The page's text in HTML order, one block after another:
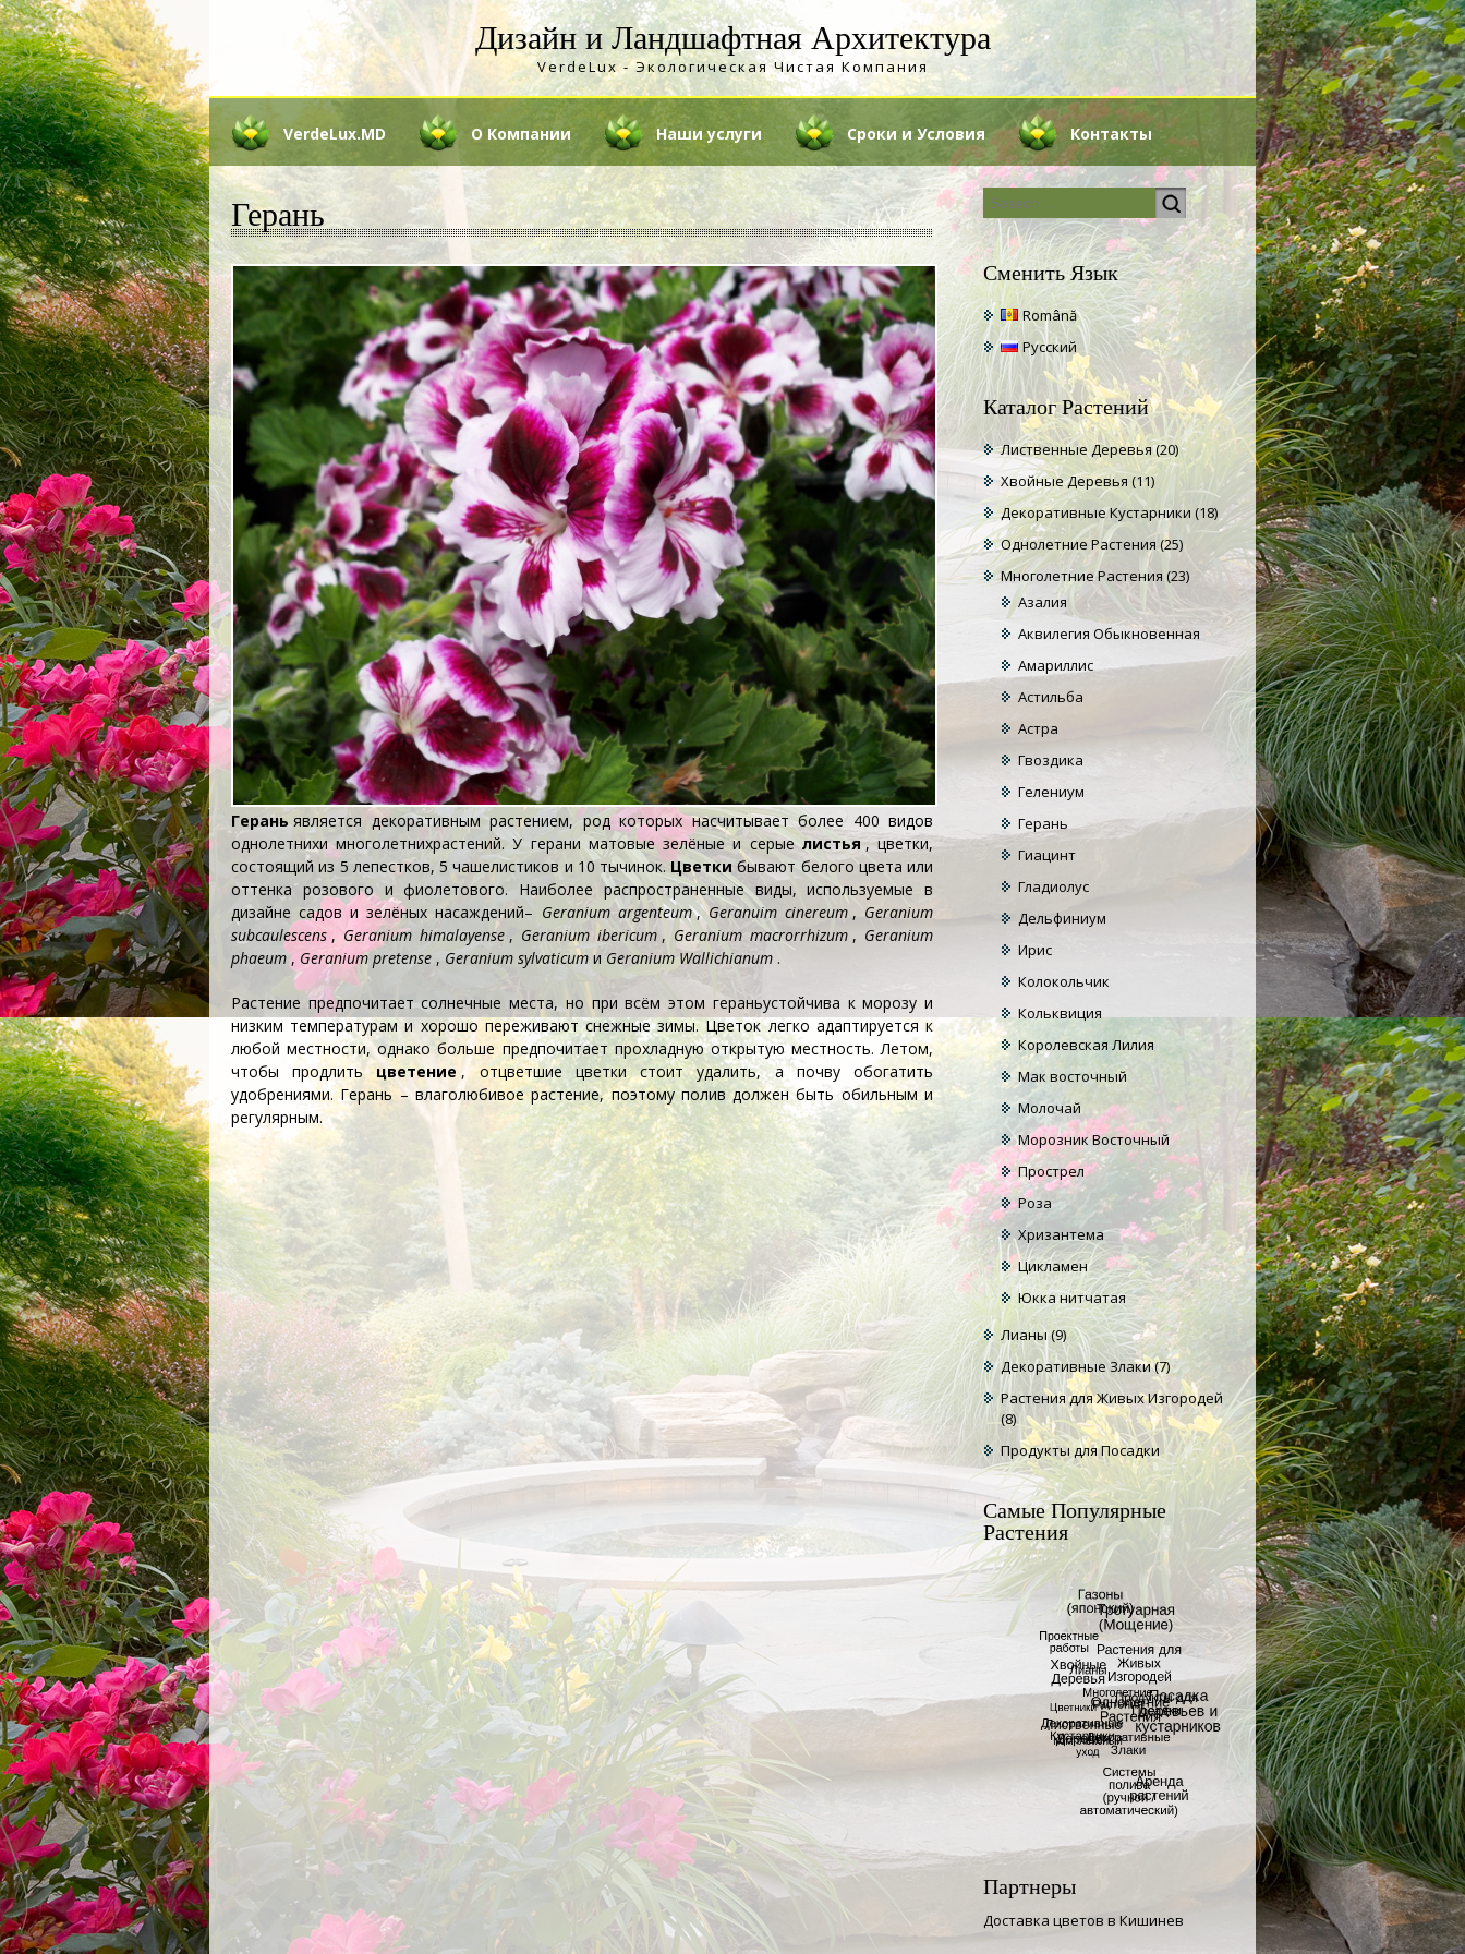
Дизайн и Ландшафтная Архитектура
VerdeLux - Экологическая Чистая Компания
VerdeLux.MD О Компании Наши услуги Сроки и Условия Контакты
Герань
Герань является декоративным растением, род которых насчитывает более 400 видов
однолетнихимноголетнихрастений. У герани матовые зелёные и серыелистья , цветки,
состоящий из 5 лепестков, 5 чашелистиков и 10 тычинок.Цветки бывают белого цвета или
оттенка розового и фиолетового. Наиболее распространенные виды, используемые в
дизайне садов и зелёных насаждений– Geranium argenteum ,Geranuim cinereum , Geranium
subcaulescens , Geranium himalayense , Geranium ibericum , Geranium macrorrhizum , Geranium
phaeum , Geranium pretense , Geranium sylvaticum и Geranium Wallichianum .
Растение предпочитает солнечные места, но при всём этом гераньустойчива к морозу и
низким температурам и хорошо переживают снежные зимы. Цветок легко адаптируется к
любой местности, однако больше предпочитает прохладную открытую местность. Летом,
чтобы продлить цветение , отцветшие цветки стоит удалить, а почву обогатить
удобрениями. Герань – влаголюбивое растение, поэтому полив должен быть обильным и
регулярным.
Сменить Язык
Română
Русский
Каталог Растений
Лиственные Деревья (20)
Хвойные Деревья (11)
Декоративные Кустарники (18)
Однолетние Растения (25)
Многолетние Растения (23)
Азалия
Аквилегия Обыкновенная
Амариллис
Астильба
Астра
Гвоздика
Гелениум
Герань
Гиацинт
Гладиолус
Дельфиниум
Ирис
Колокольчик
Кольквиция
Королевская Лилия
Мак восточный
Молочай
Морозник Восточный
Прострел
Роза
Хризантема
Цикламен
Юкка нитчатая
Лианы(9)
Декоративные Злаки(7)
Растения для Живых Изгородей
(8)
Продукты для Посадки
Самые Популярные
Растения
Партнеры
Доставка цветов в Кишинев